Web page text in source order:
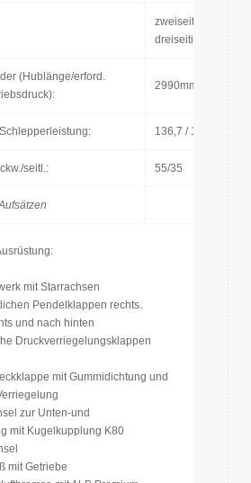
zweiseitig ( optional
dreiseitig)
(Hublänge/erford.
2990mm/40L/
136,7 / 100,5
seitl.: 55/35
mit Starrachsen
Pendelklappen rechts.
und nach hinten
Druckverriegelungsklappen
mit Gummidichtung und
zur Unten-und
mit Kugelkupplung K80
mit Getriebe